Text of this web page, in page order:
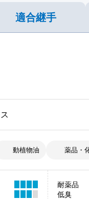
適合継手
動植物油 薬品・
耐薬品
低臭